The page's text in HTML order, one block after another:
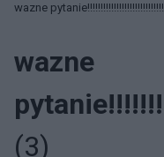
wazne
wazne
(3)